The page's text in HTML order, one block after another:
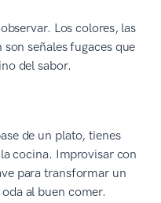
Los colores, las
señales fugaces que
del sabor.
de un plato, tienes
cocina. Improvisar con
para transformar un
al buen comer.